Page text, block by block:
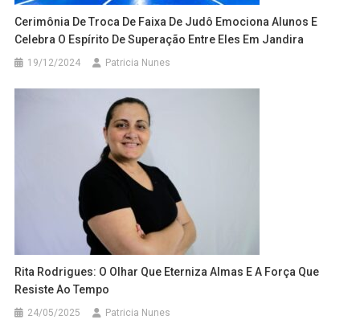
Cerimônia De Troca De Faixa De Judô Emociona Alunos E
Celebra O Espírito De Superação Entre Eles Em Jandira
19/12/2024 Patricia Nunes
Rita Rodrigues: O Olhar Que Eterniza Almas E A Força Que
Resiste Ao Tempo
24/05/2025 Patricia Nunes